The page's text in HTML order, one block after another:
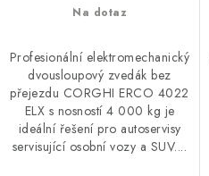
Na dotaz
Profesionální elektromechanický
dvousloupový zvedák bez
přejezdu CORGHI ERCO 4022
ELX s nosností 4 000 kg je
ideální řešení pro autoservisy
servisující osobní vozy a SUV....